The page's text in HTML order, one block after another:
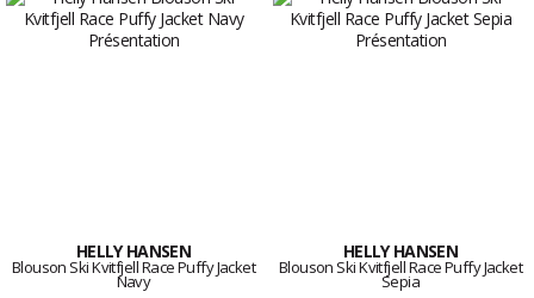
HELLY HANSEN
Blouson Ski Kvitfjell Race Puffy Jacket
Navy
HELLY HANSEN
Blouson Ski Kvitfjell Race Puffy Jacket
Sepia